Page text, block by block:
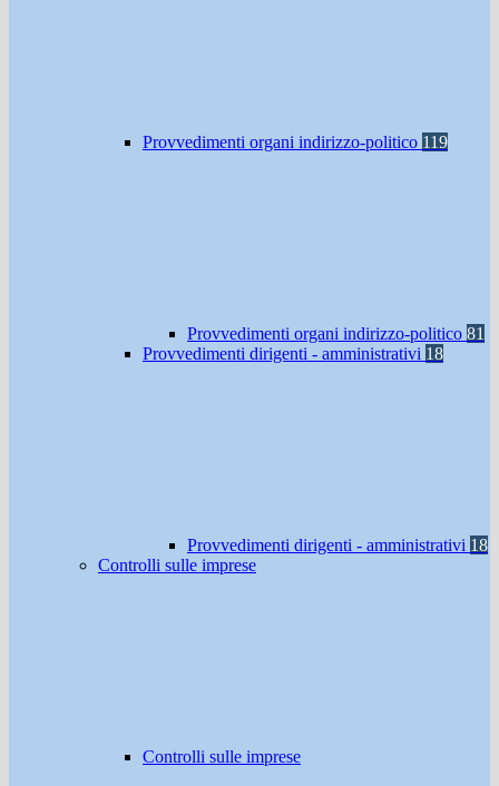
Provvedimenti organi indirizzo-politico 119
Provvedimenti organi indirizzo-politico 81
Provvedimenti dirigenti - amministrativi 18
Provvedimenti dirigenti - amministrativi 18
Controlli sulle imprese
Controlli sulle imprese